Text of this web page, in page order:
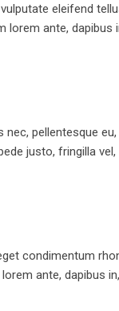
eleifend
lorem ante, dapibus
nec, pellentesque
justo, fringilla
condimentum
ante, dapibus